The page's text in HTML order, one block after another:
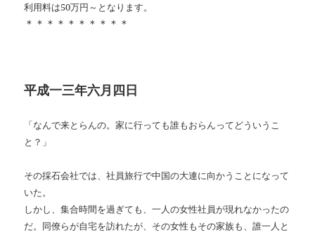
利用料は50万円～となります。
＊＊＊＊＊＊＊＊＊＊
平成一三年六月四日
「なんで来とらんの。家に行っても誰もおらんってどういうこ
と？」
その採石会社では、社員旅行で中国の大連に向かうことになって
いた。
しかし、集合時間を過ぎても、一人の女性社員が現れなかったの
だ。同僚らが自宅を訪れたが、その女性もその家族も、誰一人と